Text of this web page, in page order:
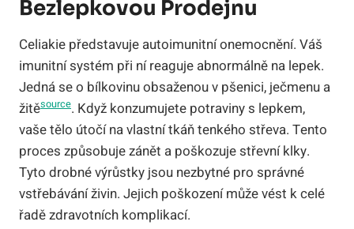
Bezlepkovou Prodejnu
Celiakie představuje autoimunitní onemocnění. Váš
imunitní systém při ní reaguje abnormálně na lepek.
Jedná se o bílkovinu obsaženou v pšenici, ječmenu a
žitěsource. Když konzumujete potraviny s lepkem,
vaše tělo útočí na vlastní tkáň tenkého střeva. Tento
proces způsobuje zánět a poškozuje střevní klky.
Tyto drobné výrůstky jsou nezbytné pro správné
vstřebávání živin. Jejich poškození může vést k celé
řadě zdravotních komplikací.